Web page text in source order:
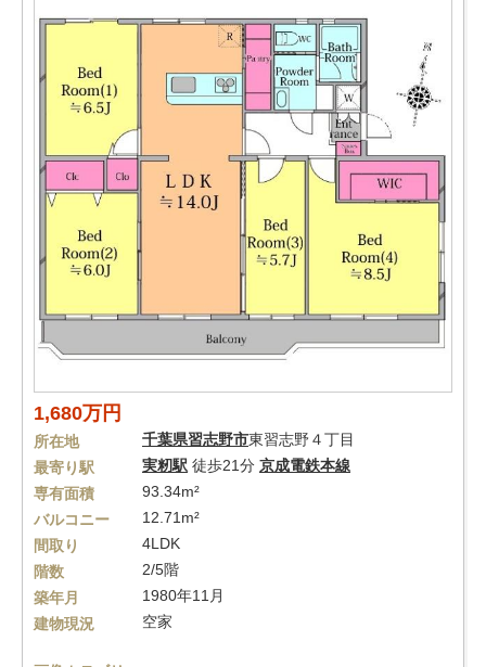
1,680万円
所在地 千葉県習志野市東習志野４丁目
最寄り駅
実籾駅 徒歩21分 京成電鉄本線
専有面積
93.34m²
バルコニー
12.71m²
間取り
4LDK
階数
2/5階
築年月
1980年11月
建物現況
空家